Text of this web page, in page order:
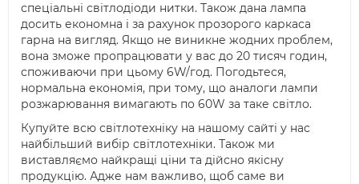
спеціальні світлодіоди нитки. Також дана лампа
досить економна і за рахунок прозорого каркаса
гарна на вигляд. Якщо не виникне жодних проблем,
вона зможе пропрацювати у вас до 20 тисяч годин,
споживаючи при цьому 6W/год. Погодьтеся,
нормальна економія, при тому, що аналоги лампи
розжарювання вимагають по 60W за таке світло.
Купуйте всю світлотехніку на нашому сайті у нас
найбільший вибір світлотехніки. Також ми
виставляємо найкращі ціни та дійсно якісну
продукцію. Адже нам важливо, щоб саме ви